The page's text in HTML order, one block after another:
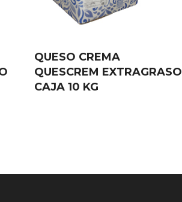
QUESO CREMA
QUESCREM EXTRAGRASO
CAJA 10 KG